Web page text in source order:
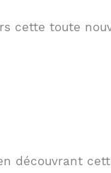
cette toute
découvrant